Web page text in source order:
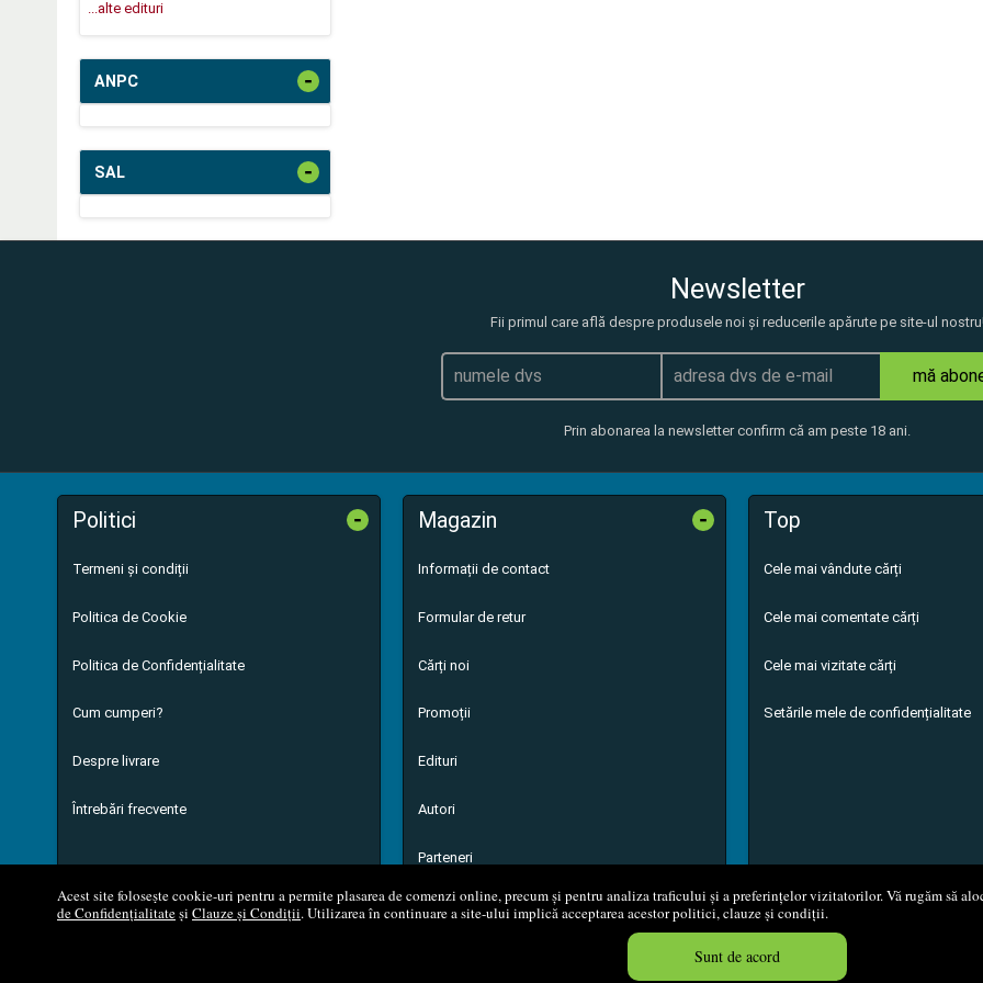
Acest site folosește cookie-uri pentru a permite plasarea de comenzi online, precum și pentru analiza traficului și a preferințelor vizitatorilor. Vă rugăm să
de Confidențialitateși Clauze și Condiții. Utilizarea în continuare a site-ului implică acceptarea acestor politici, clauze și condiții.
Sunt de acord
...alte edituri
ANPC -
SAL -
Newsletter
Fii primul care află despre produsele noi și reducerile apărute pe site-ul nostru!
mă
Prin abonarea la newsletter confirm că am peste 18 ani.
Politici -
Termeni și condiții
Politica de Cookie
Politica de Confidențialitate
Cum cumperi?
Despre livrare
Întrebări frecvente
Magazin -
Informații de contact
Formular de retur
Cărți noi
Promoții
Edituri
Autori
Parteneri
Top
Cele mai vândute cărți
Cele mai comentate cărți
Cele mai vizitate cărți
Setările mele de confidențialitate
© 2008 - 2026 S.C. M.G. Net Distribution S.R.L. Magazin online
Created in 0.0497 sec